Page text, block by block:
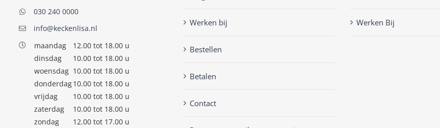
030 240 0000
info@keckenlisa.nl
maandag
12.00 tot 18.00 u
dinsdag
10.00 tot 18.00 u
woensdag 10.00 tot 18.00 u
donderdag10.00 tot 18.00 u
vrijdag
10.00 tot 18.00 u
zaterdag
10.00 tot 18.00 u
zondag
12.00 tot 17.00 u
Werken bij
Bestellen
Betalen
Contact
Werken Bij